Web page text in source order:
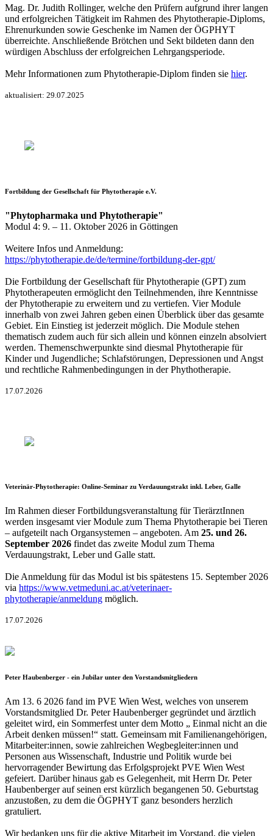
Mag. Dr. Judith Rollinger, welche den Prüfern aufgrund ihrer langen
und erfolgreichen Tätigkeit im Rahmen des Phytotherapie-Diploms,
Ehrenurkunden sowie Geschenke im Namen der ÖGPHYT
überreichte. Anschließende Brötchen und Sekt bildeten dann den
würdigen Abschluss der erfolgreichen Lehrgangsperiode.
Mehr Informationen zum Phytotherapie-Diplom finden sie hier.
aktualisiert: 29.07.2025
Fortbildung der Gesellschaft für Phytotherapie e.V.
"Phytopharmaka und Phytotherapie"
Modul 4: 9. – 11. Oktober 2026 in Göttingen
Weitere Infos und Anmeldung:
https://phytotherapie.de/de/termine/fortbildung-der-gpt/
Die Fortbildung der Gesellschaft für Phytotherapie (GPT) zum
Phytotherapeuten ermöglicht den Teilnehmenden, ihre Kenntnisse
der Phytotherapie zu erweitern und zu vertiefen. Vier Module
innerhalb von zwei Jahren geben einen Überblick über das gesamte
Gebiet. Ein Einstieg ist jederzeit möglich. Die Module stehen
thematisch zudem auch für sich allein und können einzeln absolviert
werden. Themenschwerpunkte sind diesmal Phytotherapie für
Kinder und Jugendliche; Schlafstörungen, Depressionen und Angst
und rechtliche Rahmenbedingungen in der Phythotherapie.
17.07.2026
Veterinär-Phytotherapie: Online-Seminar zu Verdauungstrakt inkl. Leber, Galle
Im Rahmen dieser Fortbildungsveranstaltung für TierärztInnen
werden insgesamt vier Module zum Thema Phytotherapie bei Tieren
– aufgeteilt nach Organsystemen – angeboten. Am 25. und 26.
September 2026 findet das zweite Modul zum Thema
Verdauungstrakt, Leber und Galle statt.
Die Anmeldung für das Modul ist bis spätestens 15. September 2026
via https://www.vetmeduni.ac.at/veterinaer-
phytotherapie/anmeldung möglich.
17.07.2026
Peter Haubenberger - ein Jubilar unter den Vorstandsmitgliedern
Am 13. 6 2026 fand im PVE Wien West, welches von unserem
Vorstandsmitglied Dr. Peter Haubenberger gegründet und ärztlich
geleitet wird, ein Sommerfest unter dem Motto „ Einmal nicht an die
Arbeit denken müssen!“ statt. Gemeinsam mit Familienangehörigen,
Mitarbeiter:innen, sowie zahlreichen Wegbegleiter:innen und
Personen aus Wissenschaft, Industrie und Politik wurde bei
hervorragender Bewirtung das Erfolgsprojekt PVE Wien West
gefeiert. Darüber hinaus gab es Gelegenheit, mit Herrn Dr. Peter
Haubenberger auf seinen erst kürzlich begangenen 50. Geburtstag
anzustoßen, zu dem die ÖGPHYT ganz besonders herzlich
gratuliert.
Wir bedanken uns für die aktive Mitarbeit im Vorstand, die vielen